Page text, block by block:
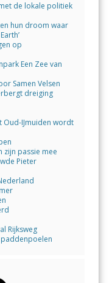
de lokale politiek
hun droom waar
op
Een Zee van
Samen Velsen
dreiging
Oud-IJmuiden wordt
zijn passie mee
Pieter
Rijksweg